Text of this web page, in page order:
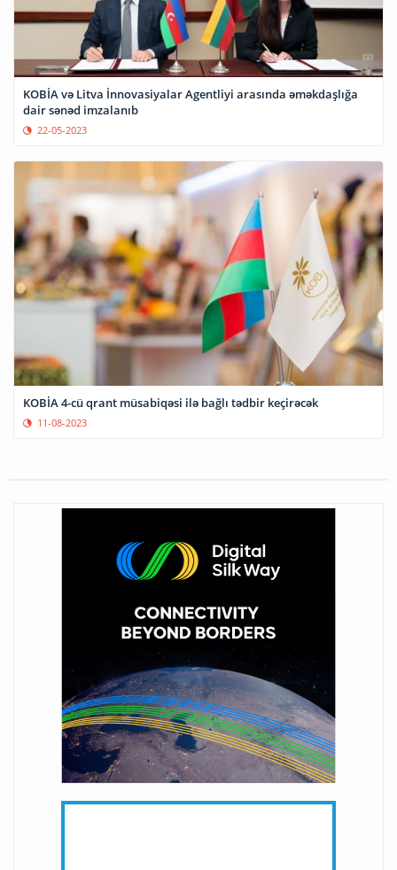
KOBİA və Litva İnnovasiyalar Agentliyi arasında əməkdaşlığa
dair sənəd imzalanıb
22-05-2023
KOBİA 4-cü qrant müsabiqəsi ilə bağlı tədbir keçirəcək
11-08-2023